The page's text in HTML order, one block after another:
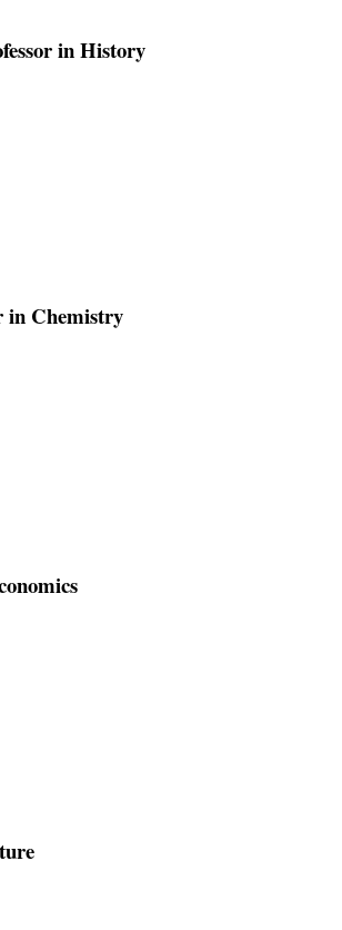
in History
in Chemistry